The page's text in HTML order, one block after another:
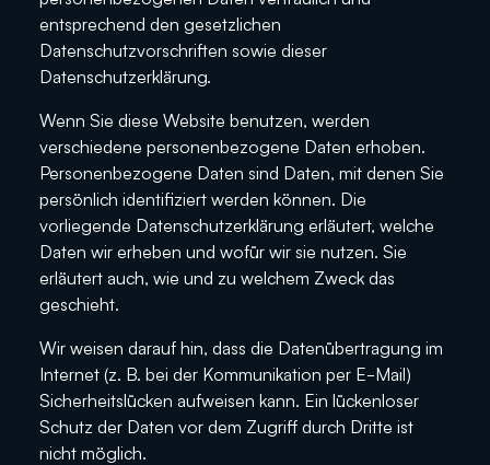
entsprechend den gesetzlichen
Datenschutzvorschriften sowie dieser
Datenschutzerklärung.
Wenn Sie diese Website benutzen, werden
verschiedene personenbezogene Daten erhoben.
Personenbezogene Daten sind Daten, mit denen Sie
persönlich identifiziert werden können. Die
vorliegende Datenschutzerklärung erläutert, welche
Daten wir erheben und wofür wir sie nutzen. Sie
erläutert auch, wie und zu welchem Zweck das
geschieht.
Wir weisen darauf hin, dass die Datenübertragung im
Internet (z. B. bei der Kommunikation per E-Mail)
Sicherheitslücken aufweisen kann. Ein lückenloser
Schutz der Daten vor dem Zugriff durch Dritte ist
nicht möglich.